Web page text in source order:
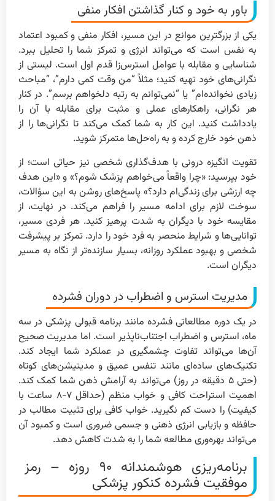
باور به خود و کنار گذاشتن افکار منفی
یکی از بزرگترین موانع در این مسیر، افکار منفی و کمبود اعتماد
به نفس است که می‌تواند انرژی و تمرکز شما را تحلیل ببرد.
شناسایی و مقابله با عوامل استرس‌زا قدم اول است. لیستی از
نگرانی‌های خود تهیه کنید؛ مثلاً “من وقت کمی دارم”، “مباحث
زیادی نخوانده‌ام” یا “نمی‌توانم به رتبه دلخواهم برسم”. در کنار
هر نگرانی، راهکارهای عملی و مثبت برای مقابله با آن را
یادداشت کنید. این کار به شما کمک می‌کند تا نگرانی‌ها را از
ذهن خود خارج کرده و به راه‌حل‌ها متمرکز شوید.
تقویت انگیزه درونی با هدف‌گذاری شخصی نیز حیاتی است؛ از
خود بپرسید: «چرا واقعاً می‌خواهم پزشک شوم؟» و «این هدف
چه ارزشی برای زندگی‌ام دارد؟» پاسخ‌های روشن به این سؤالات،
سوخت لازم برای ادامه مسیر را فراهم می‌کند. در نهایت، از
مقایسه خود با دیگران به شدت پرهیز کنید. هر فردی مسیر،
توانایی‌ها و شرایط منحصر به فرد خود را دارد. تمرکز بر پیشرفت
شخصی و بهبود عملکرد روزانه، بسیار سازنده‌تر از نگاه به مسیر
دیگران است.
مدیریت استرس و اضطراب در دوران فشرده
در یک دوره مطالعاتی فشرده مانند برنامه قبولی پزشکی در سه
ماه، استرس و اضطراب اجتناب‌ناپذیر است. اما مدیریت صحیح
آن‌ها می‌تواند تفاوت چشمگیری در عملکرد شما ایجاد کند.
تکنیک‌های ساده‌ای مانند تنفس عمیق و مدیتیشن‌های کوتاه
(حتی ۵ دقیقه در روز) می‌تواند به آرامش ذهن شما کمک کند.
اهمیت استراحت کافی و خواب منظم (حداقل ۷-۸ ساعت با
کیفیت) را دست کم نگیرید. خواب کافی برای تثبیت مطالب در
حافظه و بازیابی انرژی ذهنی و جسمی ضروری است و کمبود آن
می‌تواند بهره‌وری مطالعه شما را به شدت کاهش دهد.
برنامه‌ریزی هوشمندانه ۹۰ روزه – رمز
موفقیت فشرده کنکور پزشکی